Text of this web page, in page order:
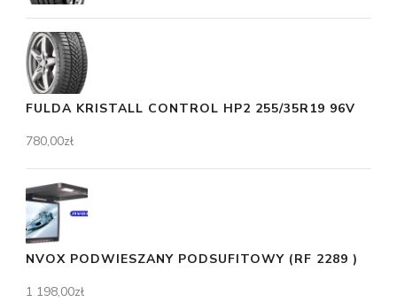
FULDA KRISTALL CONTROL HP2 255/35R19 96V
780,00zł
NVOX PODWIESZANY PODSUFITOWY (RF 2289 )
1 198,00zł